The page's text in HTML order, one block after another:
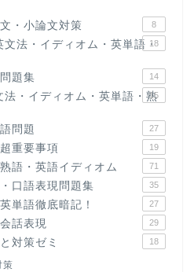
・小論文対策 8
法・イディオム・英単語・
18
題集 14
・イディオム・英単語・熟
15
問題 27
重要事項 19
語・英語イディオム 71
口語表現問題集 35
単語徹底暗記！ 27
話表現 29
対策ゼミ 18
策